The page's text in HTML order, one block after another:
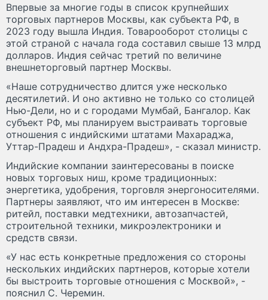
Впервые за многие годы в список крупнейших
торговых партнеров Москвы, как субъекта РФ, в
2023 году вышла Индия. Товарооборот столицы с
этой страной с начала года составил свыше 13 млрд
долларов. Индия сейчас третий по величине
внешнеторговый партнер Москвы.
«Наше сотрудничество длится уже несколько
десятилетий. И оно активно не только со столицей
Нью-Дели, но и с городами Мумбай, Бангалор. Как
субъект РФ, мы планируем выстраивать торговые
отношения с индийскими штатами Махараджа,
Уттар-Прадеш и Андхра-Прадеш», - сказал министр.
Индийские компании заинтересованы в поиске
новых торговых ниш, кроме традиционных:
энергетика, удобрения, торговля энергоносителями.
Партнеры заявляют, что им интересен в Москве:
ритейл, поставки медтехники, автозапчастей,
строительной техники, микроэлектроники и
средств связи.
«У нас есть конкретные предложения со стороны
нескольких индийских партнеров, которые хотели
бы выстроить торговые отношения с Москвой», -
пояснил С. Черемин.